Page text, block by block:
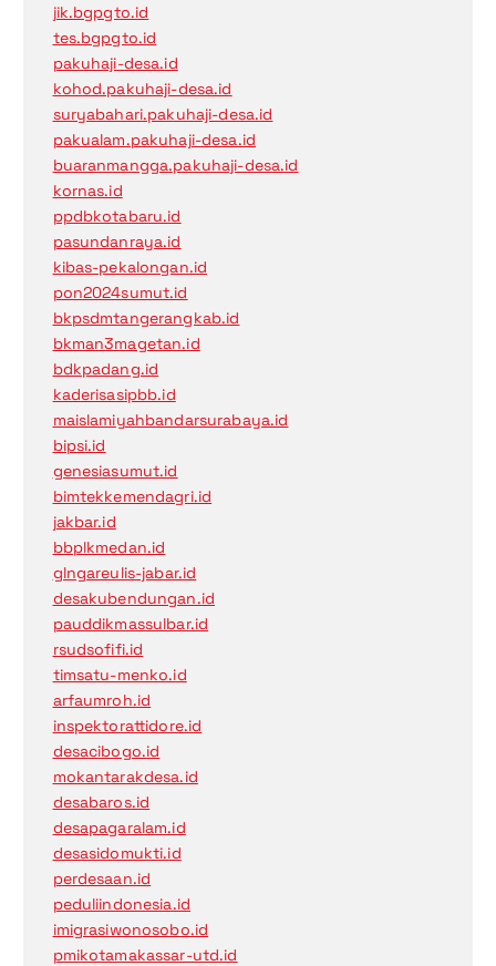
jik.bgpgto.id
tes.bgpgto.id
pakuhaji-desa.id
kohod.pakuhaji-desa.id
suryabahari.pakuhaji-desa.id
pakualam.pakuhaji-desa.id
buaranmangga.pakuhaji-desa.id
kornas.id
ppdbkotabaru.id
pasundanraya.id
kibas-pekalongan.id
pon2024sumut.id
bkpsdmtangerangkab.id
bkman3magetan.id
bdkpadang.id
kaderisasipbb.id
maislamiyahbandarsurabaya.id
bipsi.id
genesiasumut.id
bimtekkemendagri.id
jakbar.id
bbplkmedan.id
glngareulis-jabar.id
desakubendungan.id
pauddikmassulbar.id
rsudsofifi.id
timsatu-menko.id
arfaumroh.id
inspektorattidore.id
desacibogo.id
mokantarakdesa.id
desabaros.id
desapagaralam.id
desasidomukti.id
perdesaan.id
peduliindonesia.id
imigrasiwonosobo.id
pmikotamakassar-utd.id